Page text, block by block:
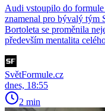
Audi vstoupilo do
znamenal pro bývalý tým
Bortoleta se proměnila
především mentalita
SvětFormule.cz
dnes, 18:55
2 min